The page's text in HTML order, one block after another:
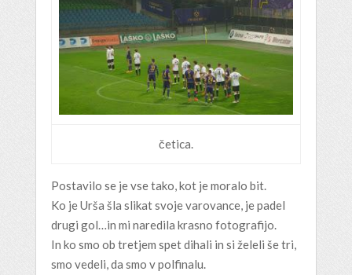
četica.
Postavilo se je vse tako, kot je moralo bit.
Ko je Urša šla slikat svoje varovance, je padel
drugi gol…in mi naredila krasno fotografijo.
In ko smo ob tretjem spet dihali in si želeli še tri,
smo vedeli, da smo v polfinalu.